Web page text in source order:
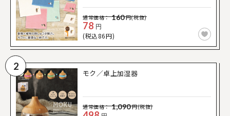
通常価格： 160円(税抜)
78 円
(税込86円)
2
モク／卓上加湿器
通常価格： 1,090円(税抜)